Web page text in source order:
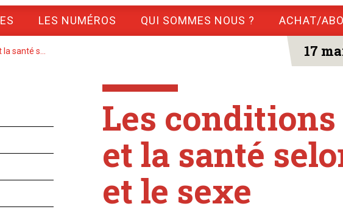
LES NUMÉROS QUI SOMMES NOUS ? ACHAT/
santé s... 17
Les
et la santé
et le sexe